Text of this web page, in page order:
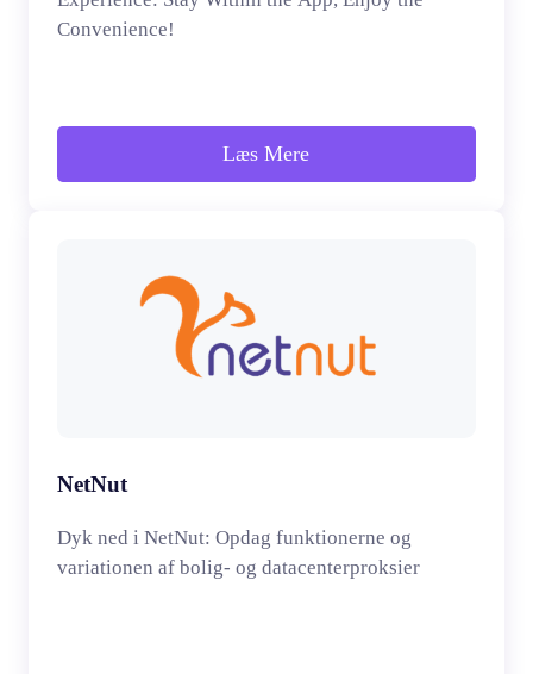
Convenience!
Læs Mere
NetNut
Dyk ned i NetNut: Opdag funktionerne og
variationen af bolig- og datacenterproksier